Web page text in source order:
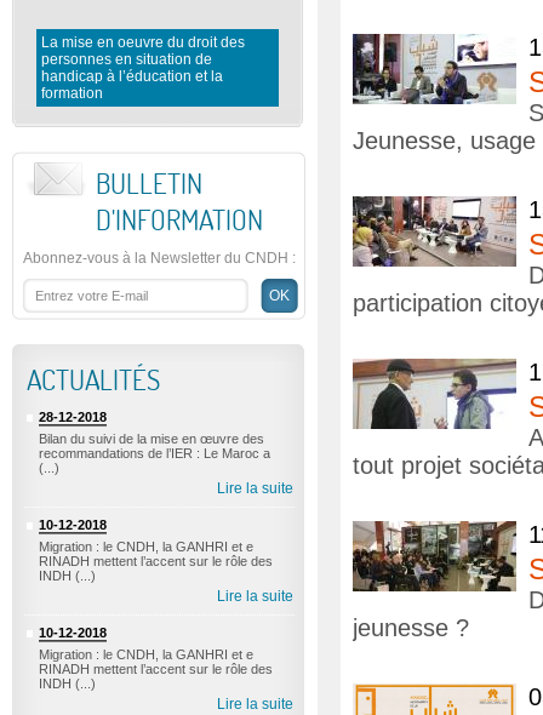
La mise en oeuvre du droit des
personnes en situation de
handicap à l’éducation et la
formation
Rapport préliminaire du CNDH
l’observation des élections
législatives 2016
BULLETIN
D'INFORMATION
Abonnez-vous à la Newsletter du CNDH :
ACTUALITÉS
28-12-2018
Bilan du suivi de la mise en œuvre des
recommandations de l’IER : Le Maroc a
(...)
Lire la suite
10-12-2018
Migration : le CNDH, la GANHRI et e
RINADH mettent l’accent sur le rôle des
INDH (...)
Lire la suite
10-12-2018
Migration : le CNDH, la GANHRI et e
RINADH mettent l’accent sur le rôle des
INDH (...)
Lire la suite
Jeunesse, usage
participation
tout projet
jeunesse ?